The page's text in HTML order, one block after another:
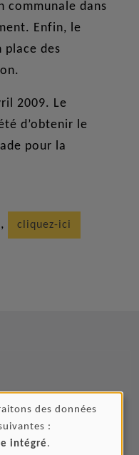
communale dans
Enfin, le
place des
2009. Le
d’obtenir le
pour la
cliquez-ici
des données
:
intégré.